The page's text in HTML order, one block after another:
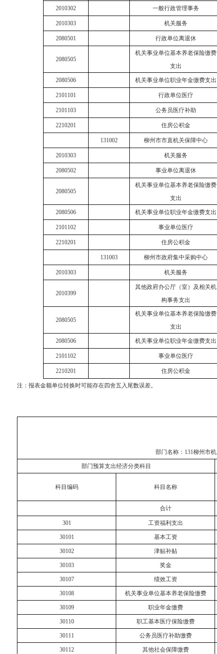
2010302 一般行政管理事务
2010303 机关服务
2080501 行政单位离退休
2080505
机关事业单位基本养老保险缴费
支出
2080506 机关事业单位职业年金缴费支出
2101101 行政单位医疗
2101103 公务员医疗补助
2210201 住房公积金
131002 柳州市市直机关保障中心
2010303 机关服务
2080502 事业单位离退休
2080505
机关事业单位基本养老保险缴费
支出
2080506 机关事业单位职业年金缴费支出
2101102 事业单位医疗
2210201 住房公积金
131003 柳州市政府集中采购中心
2010303 机关服务
2010399
其他政府办公厅（室）及相关机
构事务支出
2080505
机关事业单位基本养老保险缴费
支出
2080506 机关事业单位职业年金缴费支出
2101102 事业单位医疗
2210201 住房公积金
注： 报表金额单位转换时可能存在四舍五入尾数误差。
部门名称： 131柳州市
部门预算支出经济分类科目
科目编码 科目名称
合计
301 工资福利支出
30101 基本工资
30102 津贴补贴
30103 奖金
30107 绩效工资
30108 机关事业单位基本养老保险缴费
30109 职业年金缴费
30110 职工基本医疗保险缴费
30111 公务员医疗补助缴费
30112 其他社会保障缴费